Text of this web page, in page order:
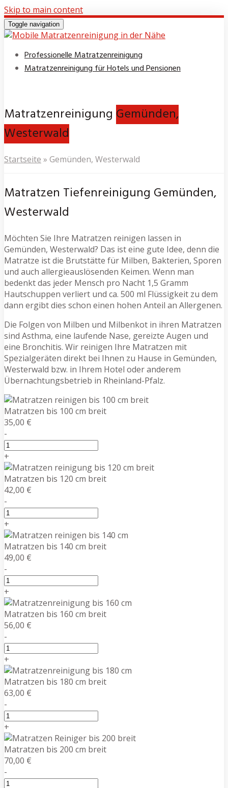
Skip to main content
Toggle navigation
Professionelle Matratzenreinigung
Matratzenreinigung für Hotels und Pensionen
Matratzenreinigung Gemünden,
Westerwald
Startseite » Gemünden, Westerwald
Matratzen Tiefenreinigung Gemünden,
Westerwald
Möchten Sie Ihre Matratzen reinigen lassen in
Gemünden, Westerwald? Das ist eine gute Idee, denn die
Matratze ist die Brutstätte für Milben, Bakterien, Sporen
und auch allergieauslösenden Keimen. Wenn man
bedenkt das jeder Mensch pro Nacht 1,5 Gramm
Hautschuppen verliert und ca. 500 ml Flüssigkeit zu dem
dann ergibt dies schon einen hohen Anteil an Allergenen.
Die Folgen von Milben und Milbenkot in ihren Matratzen
sind Asthma, eine laufende Nase, gereizte Augen und
eine Bronchitis. Wir reinigen Ihre Matratzen mit
Spezialgeräten direkt bei Ihnen zu Hause in Gemünden,
Westerwald bzw. in Ihrem Hotel oder anderem
Übernachtungsbetrieb in Rheinland-Pfalz.
Matratzen bis 100 cm breit
35,00 €
-
+
Matratzen bis 120 cm breit
42,00 €
-
+
Matratzen bis 140 cm breit
49,00 €
-
+
Matratzen bis 160 cm breit
56,00 €
-
+
Matratzen bis 180 cm breit
63,00 €
-
+
Matratzen bis 200 cm breit
70,00 €
-